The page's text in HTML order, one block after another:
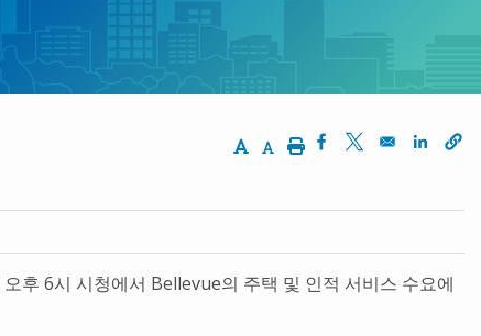
Increase Text Size
Decrease Text Size
PrintOpens in a new
Opens in a new
Opens
후 6시 시청에서 Bellevue의 주택 및 인적 서비스 수요에